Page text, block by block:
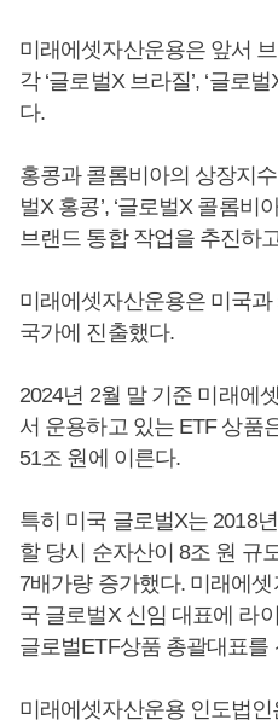
미래에셋자산운용은 앞서
각 ‘글로벌X 브라질’, ‘글로
다.
홍콩과 콜롬비아의 상장지
벌X 홍콩’, ‘글로벌X 콜롬비
브랜드 통합 작업을 추진하
미래에셋자산운용은 미국
국가에 진출했다.
2024년 2월 말 기준 미래에
서 운용하고 있는 ETF 상품
51조 원에 이른다.
특히 미국 글로벌X는 2018
할 당시 순자산이 8조 원 규
7배가량 증가했다. 미래에
국 글로벌X 신임 대표에 라
글로벌ETF상품 총괄대표
미래에셋자산운용 인도법